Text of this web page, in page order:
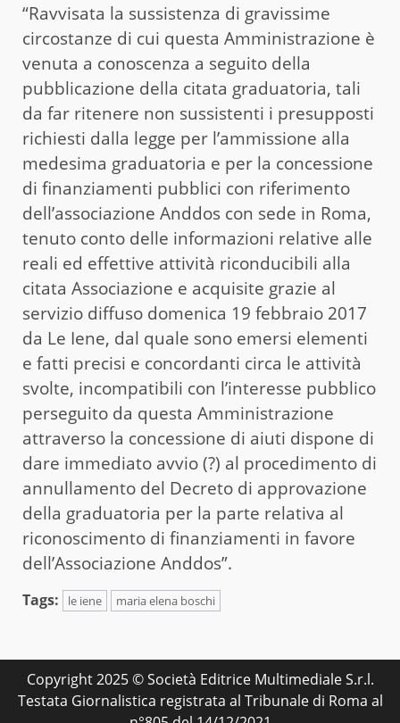
“Ravvisata la sussistenza di gravissime
circostanze di cui questa Amministrazione è
venuta a conoscenza a seguito della
pubblicazione della citata graduatoria, tali
da far ritenere non sussistenti i presupposti
richiesti dalla legge per l’ammissione alla
medesima graduatoria e per la concessione
di finanziamenti pubblici con riferimento
dell’associazione Anddos con sede in Roma,
tenuto conto delle informazioni relative alle
reali ed effettive attività riconducibili alla
citata Associazione e acquisite grazie al
servizio diffuso domenica 19 febbraio 2017
da Le Iene, dal quale sono emersi elementi
e fatti precisi e concordanti circa le attività
svolte, incompatibili con l’interesse pubblico
perseguito da questa Amministrazione
attraverso la concessione di aiuti dispone di
dare immediato avvio (?) al procedimento di
annullamento del Decreto di approvazione
della graduatoria per la parte relativa al
riconoscimento di finanziamenti in favore
dell’Associazione Anddos”.
Tags: le iene maria elena boschi
Copyright 2025 © Società Editrice Multimediale S.r.l.
Testata Giornalistica registrata al Tribunale di Roma al